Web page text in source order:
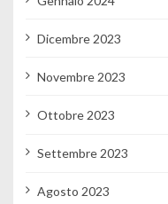
Dicembre 2023
Novembre 2023
Ottobre 2023
Settembre 2023
Agosto 2023